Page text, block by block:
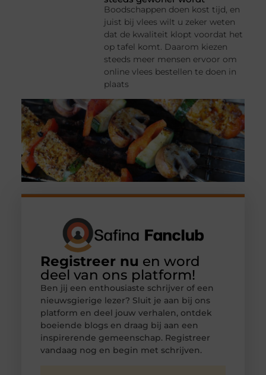
Boodschappen doen kost tijd, en
juist bij vlees wilt u zeker weten
dat de kwaliteit klopt voordat het
op tafel komt. Daarom kiezen
steeds meer mensen ervoor om
online vlees bestellen te doen in
plaats
Registreer nu en word
deel van ons platform!
Ben jij een enthousiaste schrijver of een
nieuwsgierige lezer? Sluit je aan bij ons
platform en deel jouw verhalen, ontdek
boeiende blogs en draag bij aan een
inspirerende gemeenschap. Registreer
vandaag nog en begin met schrijven.